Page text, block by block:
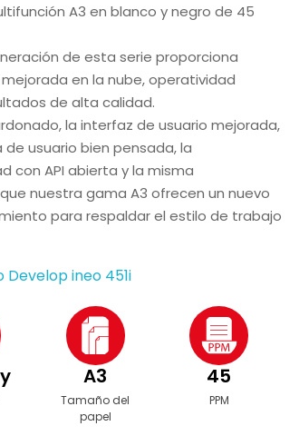
A3 en blanco y negro de 45
de esta serie proporciona
en la nube, operatividad
de alta calidad.
la interfaz de usuario mejorada,
de usuario bien pensada, la
con API abierta y la misma
nuestra gama A3 ofrecen un nuevo
para respaldar el estilo de trabajo
Develop ineo 451i
A3
Tamaño del
papel
45
PPM